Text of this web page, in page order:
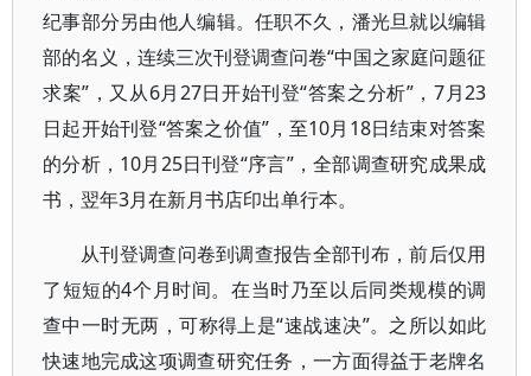
纪事部分另由他人编辑。任职不久，潘光旦就以编辑
部的名义，连续三次刊登调查问卷“中国之家庭问题征
求案”，又从6月27日开始刊登“答案之分析”，7月23
日起开始刊登“答案之价值”，至10月18日结束对答案
的分析，10月25日刊登“序言”，全部调查研究成果成
书，翌年3月在新月书店印出单行本。
从刊登调查问卷到调查报告全部刊布，前后仅用
了短短的4个月时间。在当时乃至以后同类规模的调
查中一时无两，可称得上是“速战速决”。之所以如此
快速地完成这项调查研究任务，一方面得益于老牌名